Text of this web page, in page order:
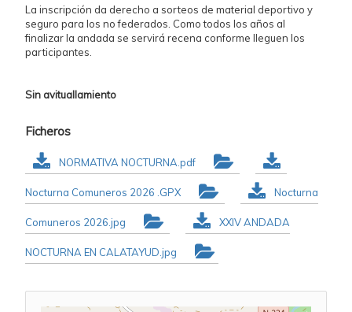
La inscripción da derecho a sorteos de material deportivo y
seguro para los no federados. Como todos los años al
finalizar la andada se servirá recena conforme lleguen los
participantes.
Sin avituallamiento
Ficheros
NORMATIVA NOCTURNA.pdf
Nocturna Comuneros 2026 .GPX Nocturna
Comuneros 2026.jpg XXIV ANDADA
NOCTURNA EN CALATAYUD.jpg